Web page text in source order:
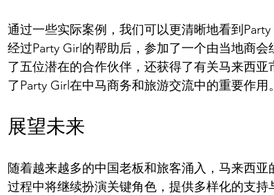
通过一些实际案例，我们可以更清晰地看到
经过Party Girl的帮助后，参加了一个由当地商
了五位潜在的合作伙伴，还获得了有关马来西
了Party Girl在中马商务和旅游交流中的重要作用。
展望未来
随着越来越多的中国老板和旅客涌入，马来西
过程中将继续扮演关键角色，提供多样化的支